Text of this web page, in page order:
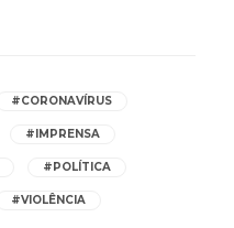
#CORONAVÍRUS
#IMPRENSA
#POLÍTICA
#VIOLÊNCIA